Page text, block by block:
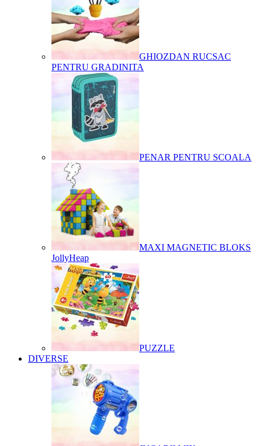
GHIOZDAN RUCSAC
PENTRU GRADINITA
PENAR PENTRU SCOALA
MAXI MAGNETIC BLOKS
JollyHeap
PUZZLE
DIVERSE